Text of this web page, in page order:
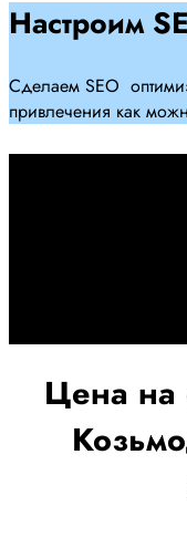
Настроим
Сделаем SEO
привлечения как
Цена на